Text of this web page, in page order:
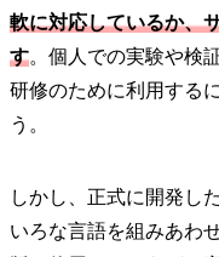
軟に対応しているか、
す。個人での実験や検
研修のために利用する
う。
しかし、正式に開発し
いろな言語を組みあわ